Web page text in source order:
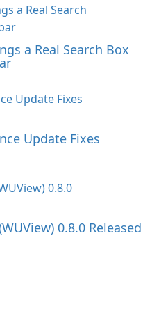
a Real Search Box
Update Fixes
0.8.0 Released